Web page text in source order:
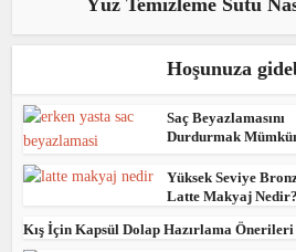
Hoşunuza
Saç Beyazlamasını
Durdurmak
Yüksek Seviye
Latte Makyaj Nedir?
Kış İçin Kapsül Dolap Hazırlama Önerileri